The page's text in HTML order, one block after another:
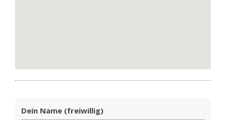
Dein Name (freiwillig)